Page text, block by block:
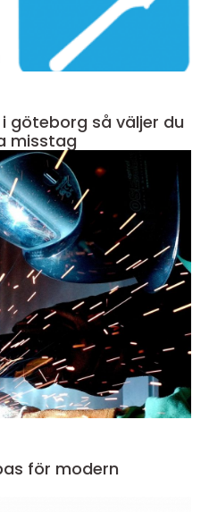
så väljer du
misstag
för modern